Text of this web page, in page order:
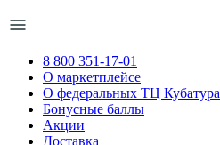
8 800 351-17-01
О маркетплейсе
О федеральных ТЦ Кубатура
Бонусные баллы
Акции
Доставка